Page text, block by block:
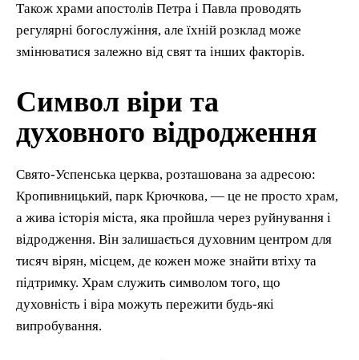
Також храми апостолів Петра і Павла проводять
регулярні богослужіння, але їхній розклад може
змінюватися залежно від свят та інших факторів.
Символ віри та
духовного відродження
Свято-Успенська церква, розташована за адресою:
Кропивницький, парк Крючкова, — це не просто храм,
а жива історія міста, яка пройшла через руйнування і
відродження. Він залишається духовним центром для
тисяч вірян, місцем, де кожен може знайти втіху та
підтримку. Храм служить символом того, що
духовність і віра можуть пережити будь-які
випробування.